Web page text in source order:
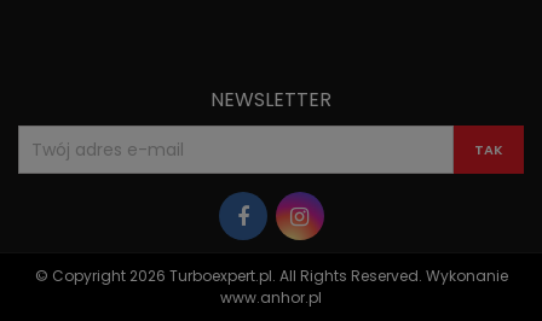
NEWSLETTER
© Copyright 2026 Turboexpert.pl. All Rights Reserved. Wykonanie
www.anhor.pl